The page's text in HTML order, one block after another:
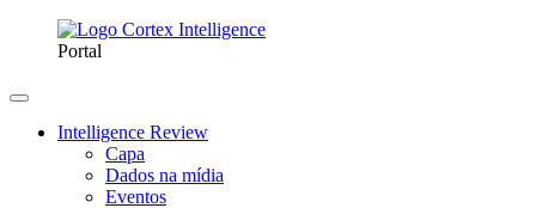
Portal
Intelligence Review
Capa
Dados na mídia
Eventos